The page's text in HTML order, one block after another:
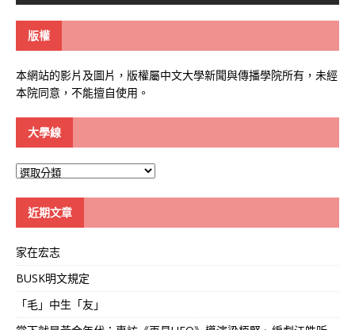
版權
本網站的影片及圖片，版權屬中文大學新聞與傳播學院所有，未經
本院同意，不能擅自使用。
大學線
大
近期文章
家在宏志
BUSK明文規定
「毛」中生「友」